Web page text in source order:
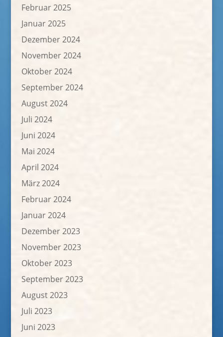
Februar 2025
Januar 2025
Dezember 2024
November 2024
Oktober 2024
September 2024
August 2024
Juli 2024
Juni 2024
Mai 2024
April 2024
März 2024
Februar 2024
Januar 2024
Dezember 2023
November 2023
Oktober 2023
September 2023
August 2023
Juli 2023
Juni 2023